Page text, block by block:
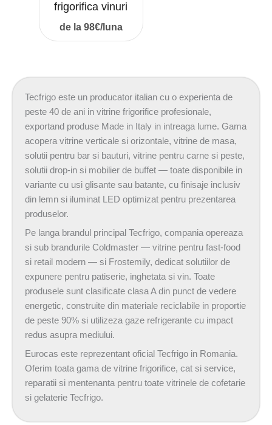
frigorifica vinuri
de la 98€/luna
Tecfrigo este un producator italian cu o experienta de
peste 40 de ani in vitrine frigorifice profesionale,
exportand produse Made in Italy in intreaga lume. Gama
acopera vitrine verticale si orizontale, vitrine de masa,
solutii pentru bar si bauturi, vitrine pentru carne si peste,
solutii drop-in si mobilier de buffet — toate disponibile in
variante cu usi glisante sau batante, cu finisaje inclusiv
din lemn si iluminat LED optimizat pentru prezentarea
produselor.
Pe langa brandul principal Tecfrigo, compania opereaza
si sub brandurile Coldmaster — vitrine pentru fast-food
si retail modern — si Frostemily, dedicat solutiilor de
expunere pentru patiserie, inghetata si vin. Toate
produsele sunt clasificate clasa A din punct de vedere
energetic, construite din materiale reciclabile in proportie
de peste 90% si utilizeza gaze refrigerante cu impact
redus asupra mediului.
Eurocas este reprezentant oficial Tecfrigo in Romania.
Oferim toata gama de vitrine frigorifice, cat si service,
reparatii si mentenanta pentru toate vitrinele de cofetarie
si gelaterie Tecfrigo.